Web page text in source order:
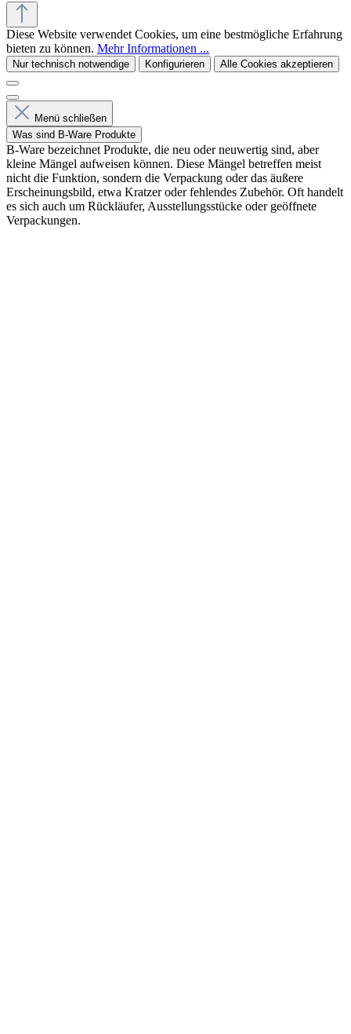
Diese Website verwendet Cookies, um eine bestmögliche Erfahrung
bieten zu können. Mehr Informationen ...
Nur technisch notwendige Konfigurieren Alle Cookies akzeptieren
Menü schließen
Was sind B-Ware Produkte
B-Ware bezeichnet Produkte, die neu oder neuwertig sind, aber
kleine Mängel aufweisen können. Diese Mängel betreffen meist
nicht die Funktion, sondern die Verpackung oder das äußere
Erscheinungsbild, etwa Kratzer oder fehlendes Zubehör. Oft handelt
es sich auch um Rückläufer, Ausstellungsstücke oder geöffnete
Verpackungen.